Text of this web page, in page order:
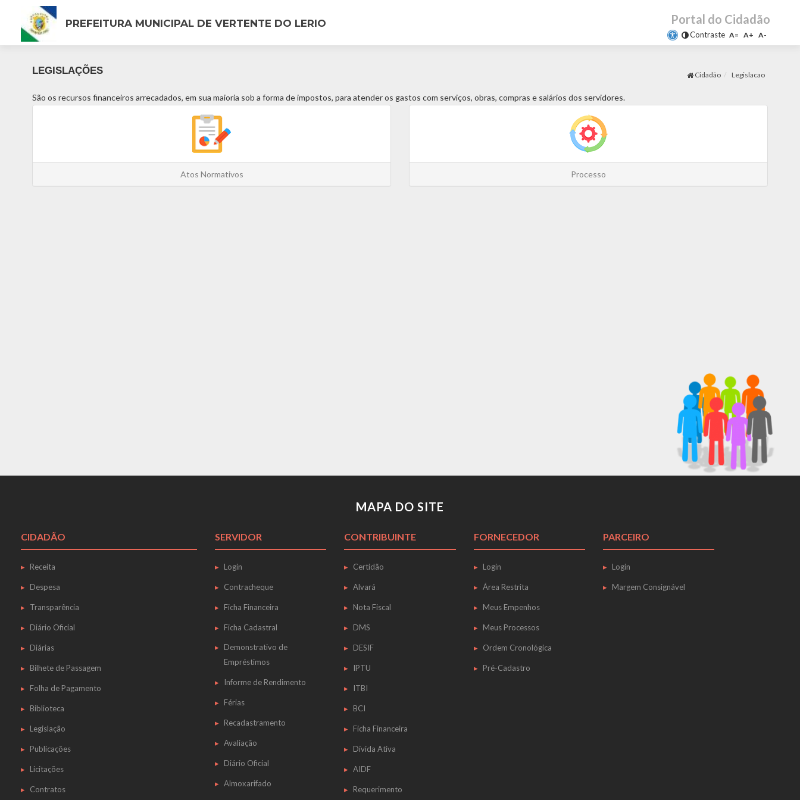
PREFEITURA MUNICIPAL DE VERTENTE DO LERIO Portal do Cidadão
Contraste A= A+ A-
Cidadão Legislacao
LEGISLAÇÕES
São os recursos financeiros arrecadados, em sua maioria sob a forma de impostos, para atender os gastos com serviços, obras, compras e salários dos servidores.
Atos Normativos Processo
MAPA DO SITE
CIDADÃO
Receita
Despesa
Transparência
Diário Oficial
Diárias
Bilhete de Passagem
Folha de Pagamento
Biblioteca
Legislação
Publicações
Licitações
Contratos
SERVIDOR
Login
Contracheque
Ficha Financeira
Ficha Cadastral
Demonstrativo de
Empréstimos
Informe de Rendimento
Férias
Recadastramento
Avaliação
Diário Oficial
Almoxarifado
CONTRIBUINTE
Certidão
Alvará
Nota Fiscal
DMS
DESIF
IPTU
ITBI
BCI
Ficha Financeira
Dívida Ativa
AIDF
Requerimento
FORNECEDOR
Login
Área Restrita
Meus Empenhos
Meus Processos
Ordem Cronológica
Pré-Cadastro
PARCEIRO
Login
Margem Consignável